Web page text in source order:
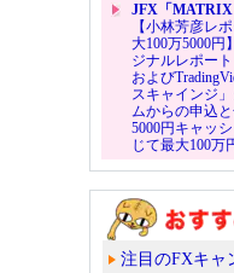
JFX「MATRIX
【小林芳彦レ
大100万5000円
ジナルレポー
および
スキャインジ
ムからの申込
5000円キャッ
じて最大100万
注目のFXキャ